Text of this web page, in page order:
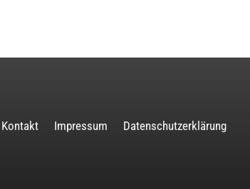
Kontakt Impressum Datenschutzerklärung